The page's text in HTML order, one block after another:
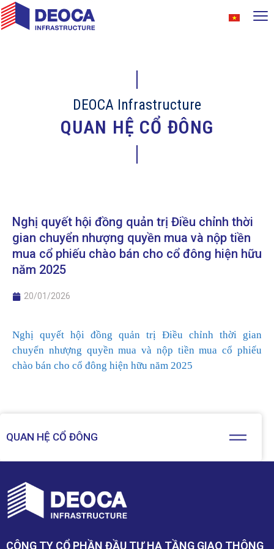
DEOCA Infrastructure
QUAN HỆ CỔ ĐÔNG
QUAN HỆ CỔ ĐÔNG
Nghị quyết hội đồng quản trị Điều chỉnh thời
gian chuyển nhượng quyền mua và nộp tiền
mua cổ phiếu chào bán cho cổ đông hiện hữu
năm 2025
20/01/2026
Nghị quyết hội đồng quản trị Điều chỉnh thời gian
chuyển nhượng quyền mua và nộp tiền mua cổ phiếu
chào bán cho cổ đông hiện hữu năm 2025
CÔNG TY CỔ PHẦN ĐẦU TƯ HẠ TẦNG GIAO THÔNG